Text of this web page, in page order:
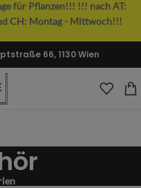
für Pflanzen!!! !!! nach AT:
CH: Montag - Mittwoch!!!
66, 1130 Wien